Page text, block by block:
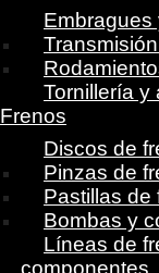
Embragues
Tornillería y
Frenos
Discos de
Pinzas de
Pastillas de
Bombas y
Líneas de
componentes